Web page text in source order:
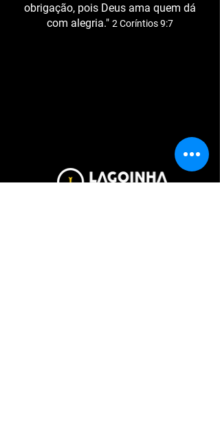
obrigação, pois Deus ama quem dá
com alegria." 2 Coríntios 9:7